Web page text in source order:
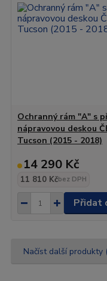
Ochranný rám "A" s
nápravovou deskou
Tucson (2015 - 2018)
14 290 Kč
11 810 Kčbez DPH
Přidat
Načíst další produkty